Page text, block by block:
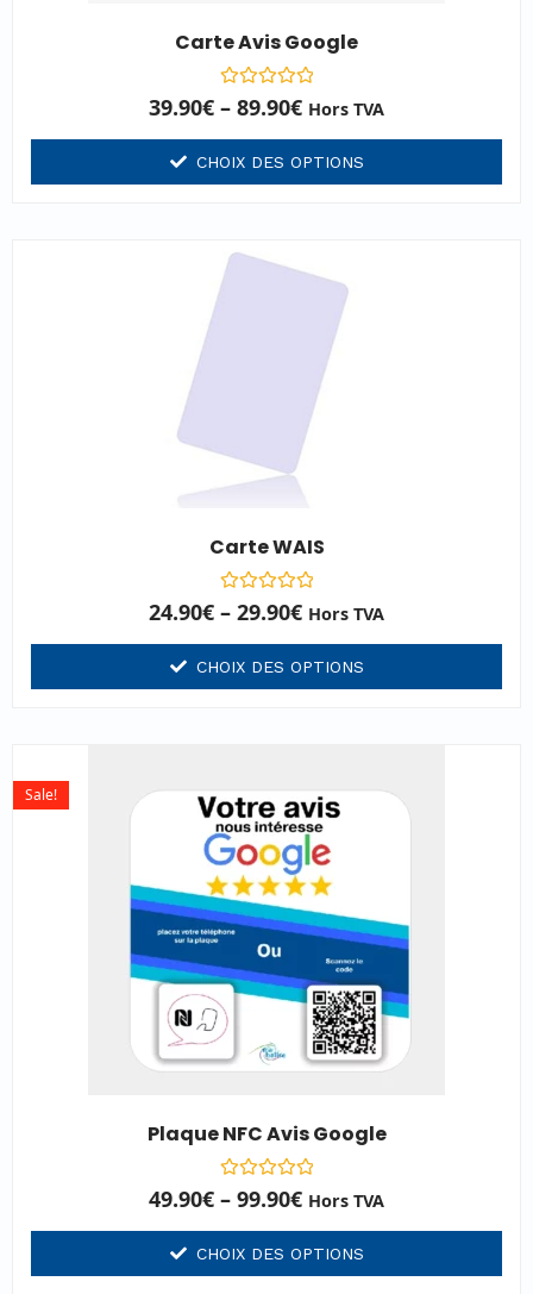
Carte Avis Google
Note
0
39.90€ – 89.90€ Hors TVA
CHOIX DES OPTIONS
Carte WAIS
Note
0
24.90€ – 29.90€ Hors TVA
CHOIX DES OPTIONS
Plaque NFC Avis Google
Note
0
Sale!
49.90€ – 99.90€ Hors TVA
CHOIX DES OPTIONS